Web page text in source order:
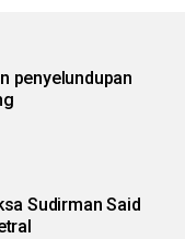
penyelundupan
Sudirman Said